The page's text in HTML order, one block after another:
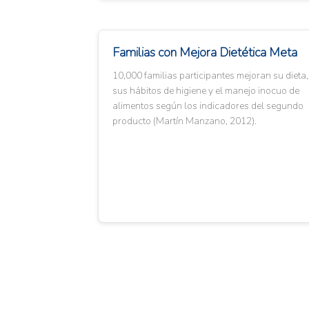
Familias con Mejora Dietética Meta
10,000 familias participantes mejoran su dieta,
sus hábitos de higiene y el manejo inocuo de
alimentos según los indicadores del segundo
producto (Martín Manzano, 2012).